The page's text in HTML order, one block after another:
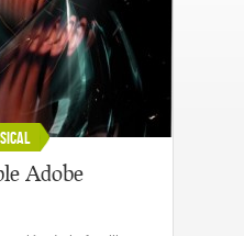
de CLA Effects, aprende a
efectos a tus voces.
Adobe